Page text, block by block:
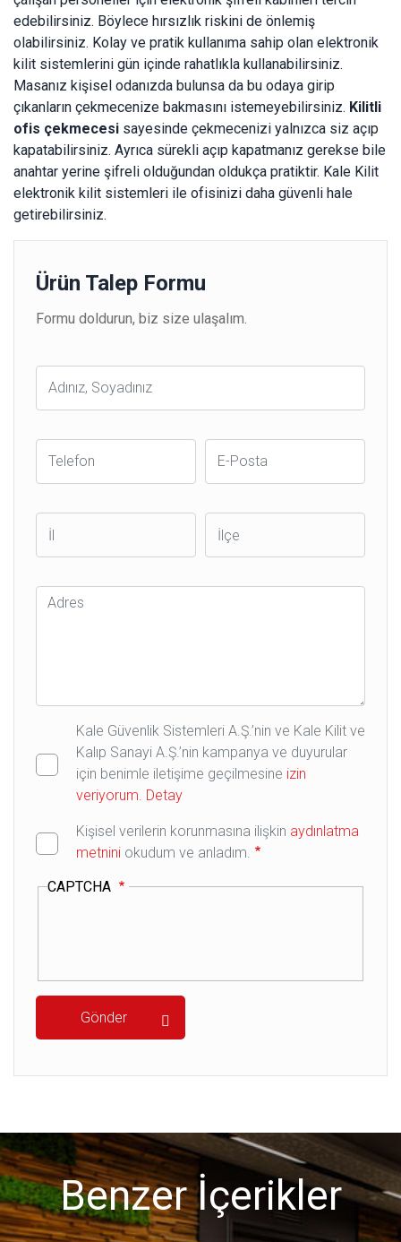
edebilirsiniz. Böylece hırsızlık riskini de önlemiş
olabilirsiniz. Kolay ve pratik kullanıma sahip olan elektronik
kilit sistemlerini gün içinde rahatlıkla kullanabilirsiniz.
Masanız kişisel odanızda bulunsa da bu odaya girip
çıkanların çekmecenize bakmasını istemeyebilirsiniz. Kilitli
ofis çekmecesi sayesinde çekmecenizi yalnızca siz açıp
kapatabilirsiniz. Ayrıca sürekli açıp kapatmanız gerekse bile
anahtar yerine şifreli olduğundan oldukça pratiktir. Kale Kilit
elektronik kilit sistemleri ile ofisinizi daha güvenli hale
getirebilirsiniz.
Ürün Talep Formu
Formu doldurun, biz size ulaşalım.
Ad
Soyad
Telefon
E-
Posta
İl İlçe
Adres
Kale Güvenlik Sistemleri A.Ş.’nin ve Kale Kilit ve
Kalıp Sanayi A.Ş.’nin kampanya ve duyurular
için benimle iletişime geçilmesine izin
veriyorum. Detay
Kişisel verilerin korunmasına ilişkin aydınlatma
metnini okudum ve anladım.
CAPTCHA
Benzer İçerikler